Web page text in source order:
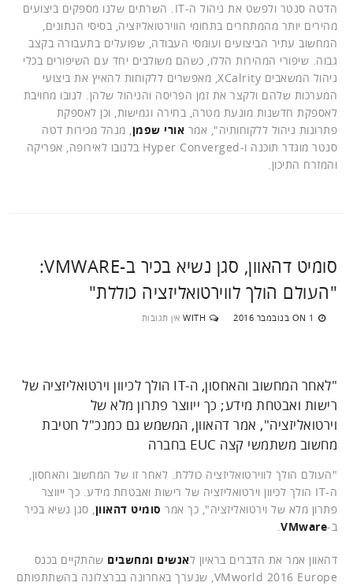
הדטה סנטר ולפשט את ניהול ה-IT. השרתים שלנו מספקים ביצועים
מהירים יותר מהמתחרים בתחומי הווירטואליזציה, בסיסי הנתונים,
המחשוב עתיר הביצועים ועומסי העבודה, שפועלים בתעבורה בקצב
גבוה. שיפורי המהירות הללו, כשהם משולבים יחד עם השיפורים בכלי
ניהול המשאבים XCalrity, מאפשרים ללקוחות להאיץ את ביצועי
המערכות שלהם ולקצר את זמן הפריסה והניהול שלהן. לנובו מחויבת
לאספקת חדשנות מונעת מטרה, בחירה וגמישות, וכן לאספקת
פתרונות ניהול ללקוחותיה", אמר אורי שפמן, מנהל מכירות דטה
סנטר מוגדר תוכנה ו-Hyper Converged בלנובו לאירופה, אפריקה
והמזרח התיכון.
סומיט דהאוון, סגן נשיא בכיר ב-VMWARE:
"העולם הולך לווירטואליזציה כוללת"
ON 1 בנובמבר 2016 WITH אין תגובות
"לאחר המחשוב והאחסון, ה-IT הולך לכיוון וירטואליזציה של
רישות ואבטחת מידע; כך ייווצר פתרון מלא של
וירטואליזציה", אמר דהאוון, המשמש גם כמנכ"ל חטיבת
מחשוב משתמשי קצה EUC בחברה
"העולם הולך לווירטואליזציה כוללת. לאחר זו של המחשוב והאחסון,
ה-IT הולך לכיוון וירטואליזציה של רישות ואבטחת מידע. כך ייווצר
פתרון מלא של וירטואליזציה", כך אמר סומיט דהאוון, סגן נשיא בכיר
ב-VMware
.
דהאוון אמר את הדברים בראיון לאנשים ומחשבים שהתקיים בכנס
VMworld 2016 Europe, שנערך באחרונה בברצלונה בהשתתפותם